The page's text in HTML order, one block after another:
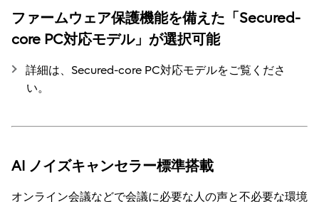
ファームウェア保護機能を備えた「Secured-
core PC対応モデル」が選択可能
詳細は、Secured-core PC対応モデルをご覧くださ
い。
AI ノイズキャンセラー標準搭載
オンライン会議などで会議に必要な人の声と不必要な環境